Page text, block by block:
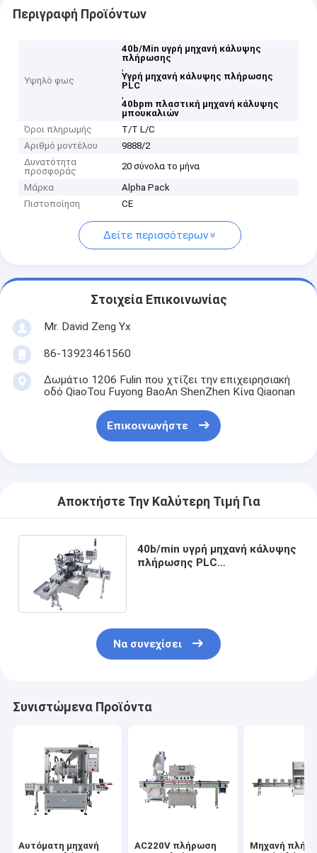
Περιγραφή Προϊόντων
Υψηλό φως
40b/Min υγρή μηχανή κάλυψης
πλήρωσης
,
Υγρή μηχανή κάλυψης πλήρωσης
PLC
,
40bpm πλαστική μηχανή κάλυψης
μπουκαλιών
Όροι πληρωμής
T/T L/C
Αριθμό μοντέλου
9888/2
Δυνατότητα
προσφοράς
20 σύνολα το μήνα
Μάρκα
Alpha Pack
Πιστοποίηση
CE
Δείτε περισσότερων
Στοιχεία Επικοινωνίας
Mr. David Zeng Yx
86-13923461560
Δωμάτιο 1206 Fulin που χτίζει την επιχειρησιακή
οδό QiaoTou Fuyong BaoAn ShenZhen Κίνα Qiaonan
Επικοινωνήστε
Αποκτήστε Την Καλύτερη Τιμή Για
40b/min υγρή μηχανή κάλυψης
πλήρωσης PLC
Να συνεχίσει
Συνιστώμενα Προϊόντα
Αυτόματη μηχανή
AC220V πλήρωση
Μηχανή